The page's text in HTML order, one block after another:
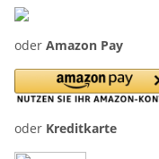
oder Amazon Pay
oder Kreditkarte